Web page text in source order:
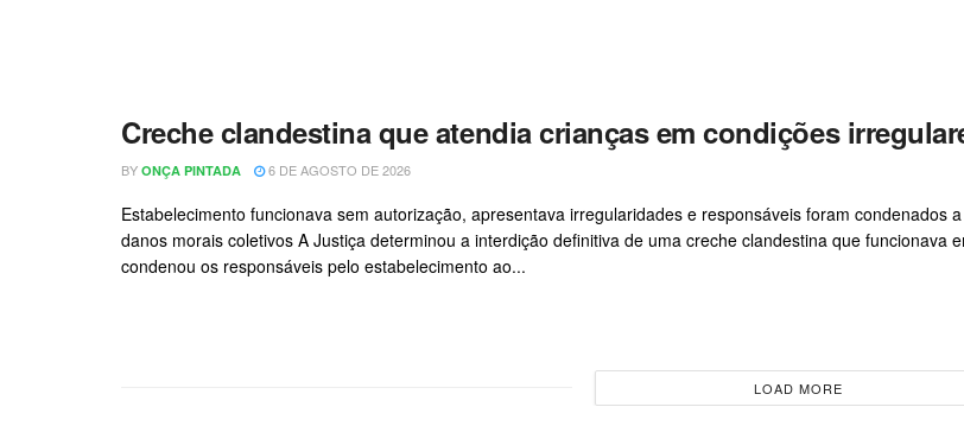
Creche clandestina que atendia crianças em condições
BY ONÇA PINTADA 6 DE AGOSTO DE 2026
Estabelecimento funcionava sem autorização, apresentava irregularidades e responsáveis foram condenados
danos morais coletivos A Justiça determinou a interdição definitiva de uma creche clandestina que funcionava
condenou os responsáveis pelo estabelecimento ao...
LOAD MORE